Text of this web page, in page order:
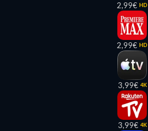
2,99€ HD
2,99€ HD
3,99€ 4K
3,99€ 4K